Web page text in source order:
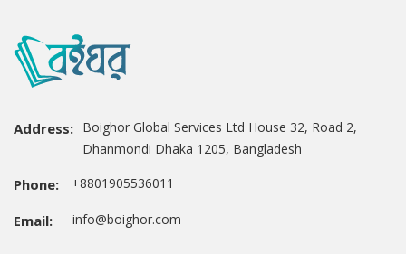
Address: Boighor Global Services Ltd House 32, Road 2,
Dhanmondi Dhaka 1205, Bangladesh
Phone: +8801905536011
Email: info@boighor.com